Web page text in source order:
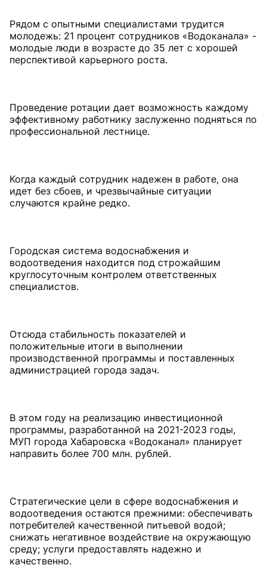
Рядом с опытными специалистами трудится
молодежь: 21 процент сотрудников «Водоканала» -
молодые люди в возрасте до 35 лет с хорошей
перспективой карьерного роста.
Проведение ротации дает возможность каждому
эффективному работнику заслуженно подняться по
профессиональной лестнице.
Когда каждый сотрудник надежен в работе, она
идет без сбоев, и чрезвычайные ситуации
случаются крайне редко.
Городская система водоснабжения и
водоотведения находится под строжайшим
круглосуточным контролем ответственных
специалистов.
Отсюда стабильность показателей и
положительные итоги в выполнении
производственной программы и поставленных
администрацией города задач.
В этом году на реализацию инвестиционной
программы, разработанной на 2021-2023 годы,
МУП города Хабаровска «Водоканал» планирует
направить более 700 млн. рублей.
Стратегические цели в сфере водоснабжения и
водоотведения остаются прежними: обеспечивать
потребителей качественной питьевой водой;
снижать негативное воздействие на окружающую
среду; услуги предоставлять надежно и
качественно.